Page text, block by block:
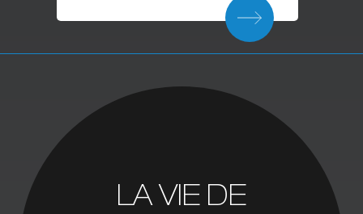
LA VIE DE